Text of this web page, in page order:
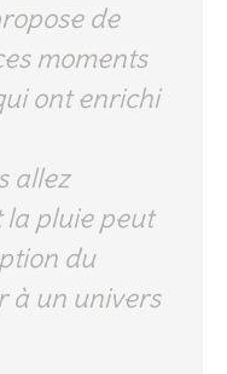
de
moments
ont enrichi
allez
pluie peut
du
à un univers